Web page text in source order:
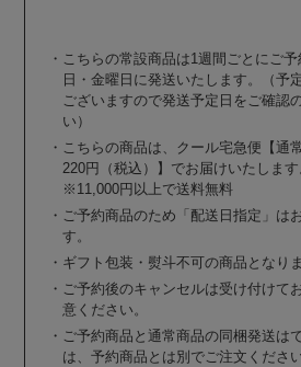
・こちらの常設商品は1週間ごとにご
日・金曜日に発送いたします。（予
ございますので発送予定日をご確認
い）
・こちらの商品は、クール宅急便【通
220円（税込）】でお届けいたします
※11,000円以上で送料無料
・ご予約商品のため「配送日指定」は
す。
・ギフト包装・熨斗不可の商品となりま
・ご予約後のキャンセルは受け付けて
意ください。
・ご予約商品と通常商品の同梱発送は
は、予約商品とは別でご注文ください